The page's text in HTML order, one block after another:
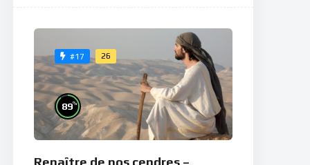
#17 26
89%
Renaître de nos cendres –